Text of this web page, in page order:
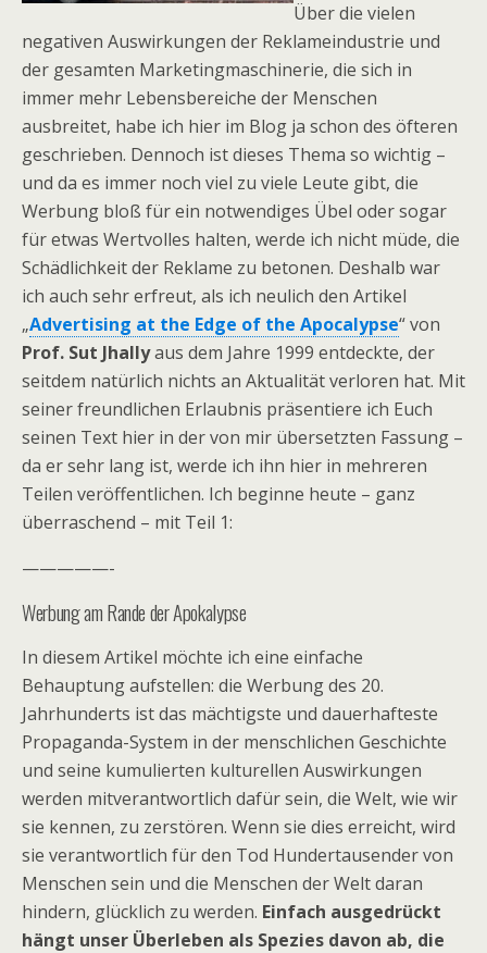
Über die vielen
negativen Auswirkungen der Reklameindustrie und
der gesamten Marketingmaschinerie, die sich in
immer mehr Lebensbereiche der Menschen
ausbreitet, habe ich hier im Blog ja schon des öfteren
geschrieben. Dennoch ist dieses Thema so wichtig –
und da es immer noch viel zu viele Leute gibt, die
Werbung bloß für ein notwendiges Übel oder sogar
für etwas Wertvolles halten, werde ich nicht müde, die
Schädlichkeit der Reklame zu betonen. Deshalb war
ich auch sehr erfreut, als ich neulich den Artikel
„Advertising at the Edge of the Apocalypse“ von
Prof. Sut Jhallyaus dem Jahre 1999 entdeckte, der
seitdem natürlich nichts an Aktualität verloren hat. Mit
seiner freundlichen Erlaubnis präsentiere ich Euch
seinen Text hier in der von mir übersetzten Fassung –
da er sehr lang ist, werde ich ihn hier in mehreren
Teilen veröffentlichen. Ich beginne heute – ganz
überraschend – mit Teil 1:
—————-
Werbung am Rande der Apokalypse
In diesem Artikel möchte ich eine einfache
Behauptung aufstellen: die Werbung des 20.
Jahrhunderts ist das mächtigste und dauerhafteste
Propaganda-System in der menschlichen Geschichte
und seine kumulierten kulturellen Auswirkungen
werden mitverantwortlich dafür sein, die Welt, wie wir
sie kennen, zu zerstören. Wenn sie dies erreicht, wird
sie verantwortlich für den Tod Hundertausender von
Menschen sein und die Menschen der Welt daran
hindern, glücklich zu werden. Einfach ausgedrückt
hängt unser Überleben als Spezies davon ab, die